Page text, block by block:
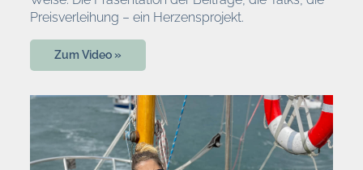
Preisverleihung – ein Herzensprojekt.
Zum Video »